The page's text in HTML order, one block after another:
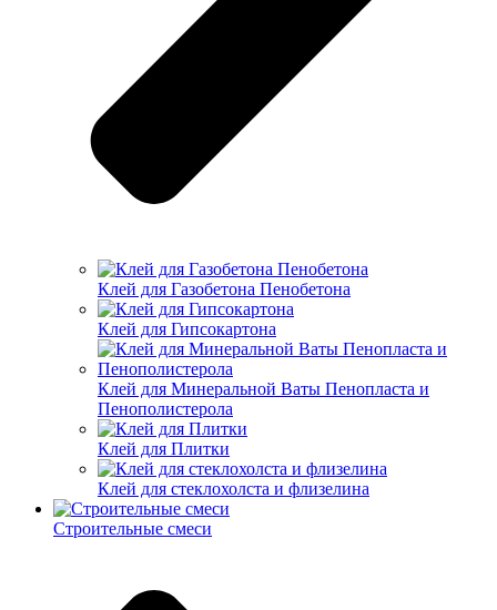
Клей для Газобетона Пенобетона
Клей для Гипсокартона
Клей для Минеральной Ваты Пенопласта и
Пенополистерола
Клей для Плитки
Клей для стеклохолста и флизелина
Строительные смеси